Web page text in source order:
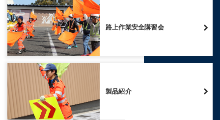
路上作業安全講習会
製品紹介